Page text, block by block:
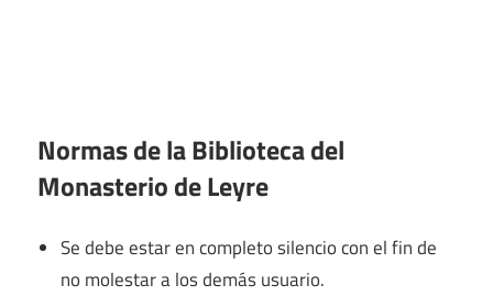
Normas de la Biblioteca del
Monasterio de Leyre
Se debe estar en completo silencio con el fin de
no molestar a los demás usuario.